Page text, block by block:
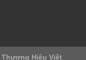
Thương Hiệu Việt